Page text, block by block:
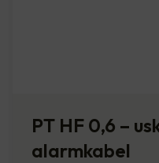
PT HF 0,6 –
alarmkabel